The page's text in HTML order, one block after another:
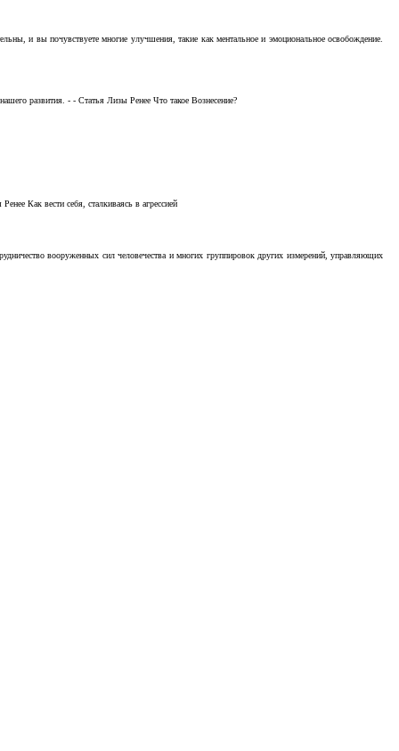
и вы почувствуете многие улучшения, такие как ментальное и эмоциональное освобождение.
развития. - - Статья Лизы Ренее Что такое Вознесение?
Как вести себя, сталкиваясь в агрессией
вооруженных сил человечества и многих группировок других измерений, управляющих